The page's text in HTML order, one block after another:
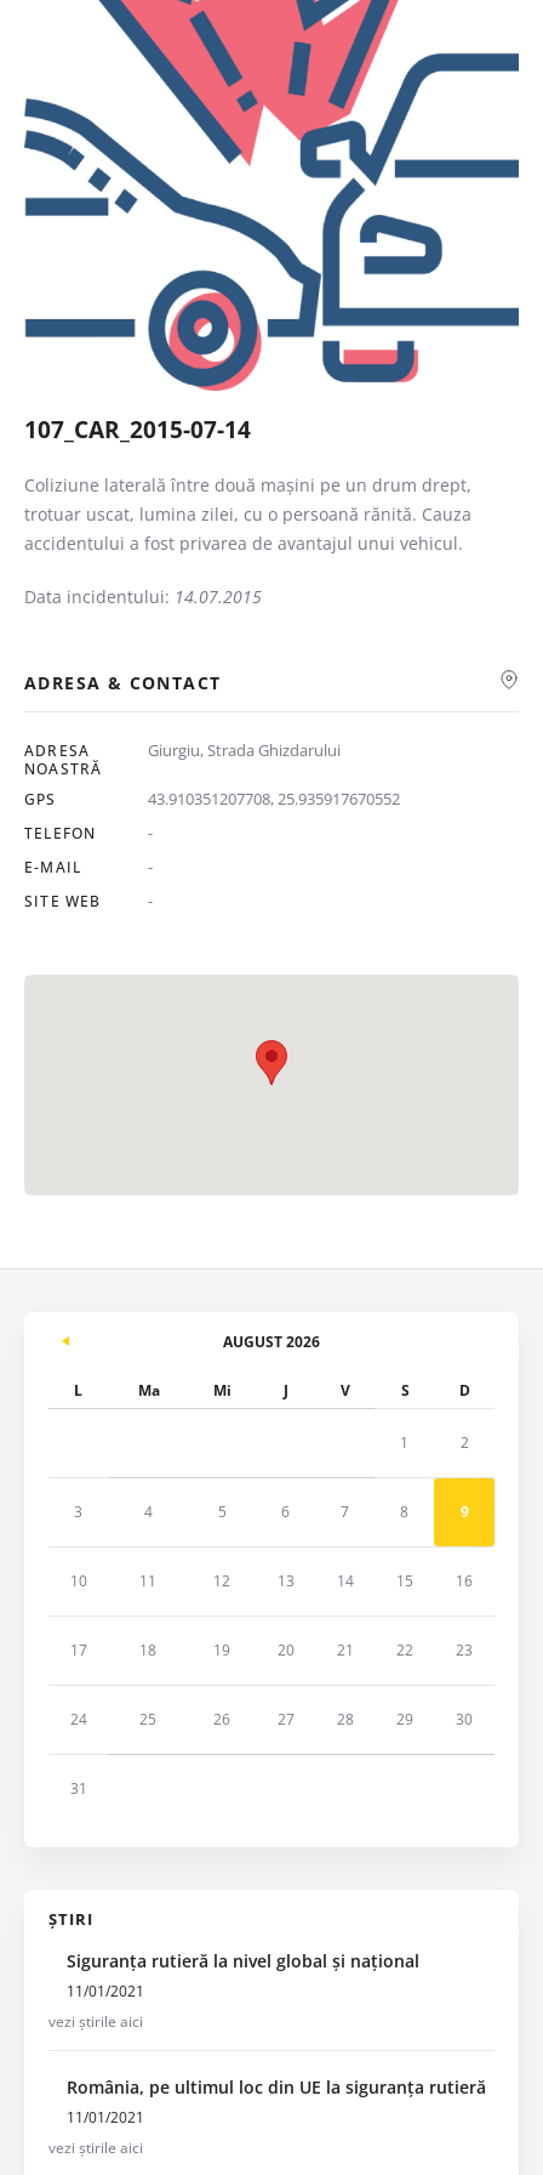
Caută
107_CAR_2015-07-14
Coliziune laterală între două mașini pe un drum drept,
trotuar uscat, lumina zilei, cu o persoană rănită. Cauza
accidentului a fost privarea de avantajul unui vehicul.
Data incidentului: 14.07.2015
ADRESA & CONTACT
ADRESA
NOASTRĂ
Giurgiu, Strada Ghizdarului
GPS 43.910351207708, 25.935917670552
TELEFON -
E-MAIL -
SITE WEB -
AUGUST 2026
L Ma Mi J V S D
1 2
3 4 5 6 7 8 9
10 11 12 13 14 15 16
17 18 19 20 21 22 23
24 25 26 27 28 29 30
31
ȘTIRI
Siguranța rutieră la nivel global și național
11/01/2021
vezi știrile aici
România, pe ultimul loc din UE la siguranța rutieră
11/01/2021
vezi știrile aici